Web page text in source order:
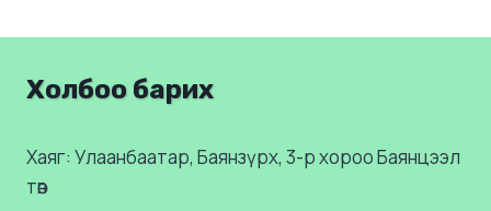
Холбоо барих
Хаяг: Улаанбаатар, Баянзүрх, 3-р хороо Баянцээл
төв